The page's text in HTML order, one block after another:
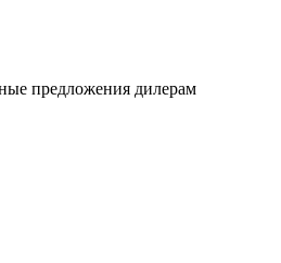
предложения дилерам